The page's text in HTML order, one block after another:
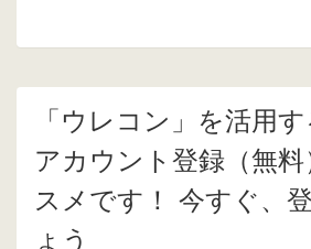
「ウレコン」を活用す
アカウント登録（無
スメです！ 今すぐ、
ょう